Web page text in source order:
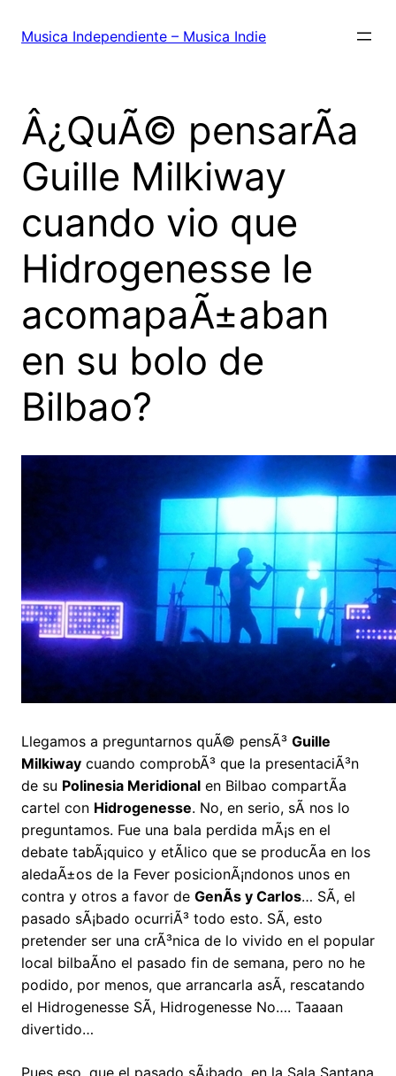
Musica Independiente – Musica Indie
Â¿QuÃ© pensarÃ­a
Guille Milkiway
cuando vio que
Hidrogenesse le
acomapaÃ±aban
en su bolo de
Bilbao?
Llegamos a preguntarnos quÃ© pensÃ³ Guille
Milkiway cuando comprobÃ³ que la presentaciÃ³n
de su Polinesia Meridional en Bilbao compartÃ­a
cartel con Hidrogenesse. No, en serio, sÃ­ nos lo
preguntamos. Fue una bala perdida mÃ¡s en el
debate tabÃ¡quico y etÃ­lico que se producÃ­a en los
aledaÃ±os de la Fever posicionÃ¡ndonos unos en
contra y otros a favor de GenÃ­s y Carlos… SÃ­, el
pasado sÃ¡bado ocurriÃ³ todo esto. SÃ­, esto
pretender ser una crÃ³nica de lo vivido en el popular
local bilbaÃ­no el pasado fin de semana, pero no he
podido, por menos, que arrancarla asÃ­, rescatando
el Hidrogenesse SÃ­, Hidrogenesse No…. Taaaan
divertido…